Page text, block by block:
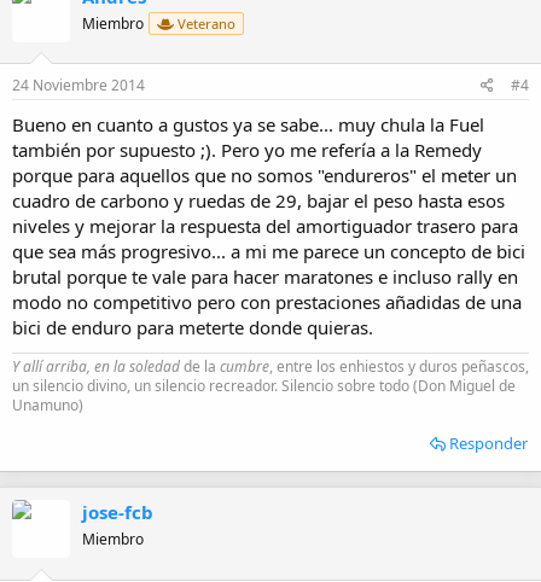
Miembro Veterano
24 Noviembre 2014 #4
Bueno en cuanto a gustos ya se sabe... muy chula la Fuel
también por supuesto ;). Pero yo me refería a la Remedy
porque para aquellos que no somos "endureros" el meter un
cuadro de carbono y ruedas de 29, bajar el peso hasta esos
niveles y mejorar la respuesta del amortiguador trasero para
que sea más progresivo... a mi me parece un concepto de bici
brutal porque te vale para hacer maratones e incluso rally en
modo no competitivo pero con prestaciones añadidas de una
bici de enduro para meterte donde quieras.
Y allí arriba, en la soledadde la cumbre, entre los enhiestos y duros peñascos,
un silencio divino, un silencio recreador. Silencio sobre todo (Don Miguel de
Unamuno)
Responder
jose-fcb
Miembro